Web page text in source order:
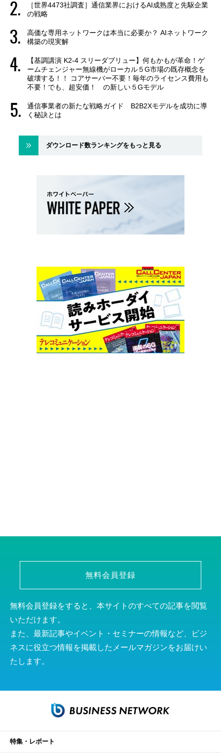
［世界4473社調査］通信業界におけるAI成熟度と先駆企業
の戦略
高価な専用ネットワークは本当に必要か？ AIネットワーク
構築の現実解
【基調講演 K2-4 スリーダブリュー】何もかもが革命！ゲ
ームチェンジャー無線機がローカル５G市場の既存概念を
破壊する！！ コアサーバー不要！毎年のライセンス費用も
不要！でも、超安価！ の新しい５Gモデル
通信事業者の新たな戦略ガイド B2B2Xモデルを成功に導
く秘訣とは
ダウンロード数ランキングをもっと見る
無料会員登録
無料会員登録をすると、本サイトのすべての記事を閲覧
いただけます。
また、最新記事やイベント・セミナーの情報など、ビジ
ネスに役立つ情報を掲載したメールマガジンをお届けい
たします。
特集・レポート